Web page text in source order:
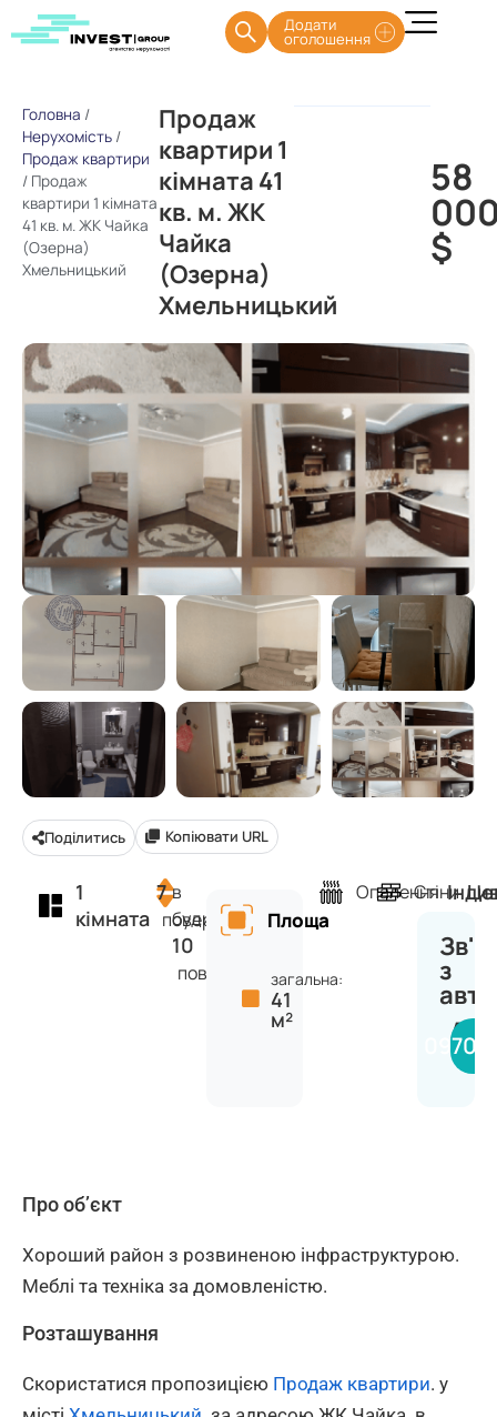
Додати
оголошення
Головна /
Нерухомість /
Продаж квартири
/ Продаж
квартири 1 кімната
41 кв. м. ЖК Чайка
(Озерна)
Хмельницький
Продаж
квартири 1
кімната 41
кв. м. ЖК
Чайка
(Озерна)
Хмельницький
58
$
Поділитись Копіювати URL
1
кімната
7
поверх
в
будинку
10
поверхів
Площа
загальна:
41
м²
ОпаленняСтіни
з
Про об’єкт
Хороший район з розвиненою інфраструктурою.
Меблі та техніка за домовленістю.
Розташування
Скористатися пропозицією Продаж квартири. у